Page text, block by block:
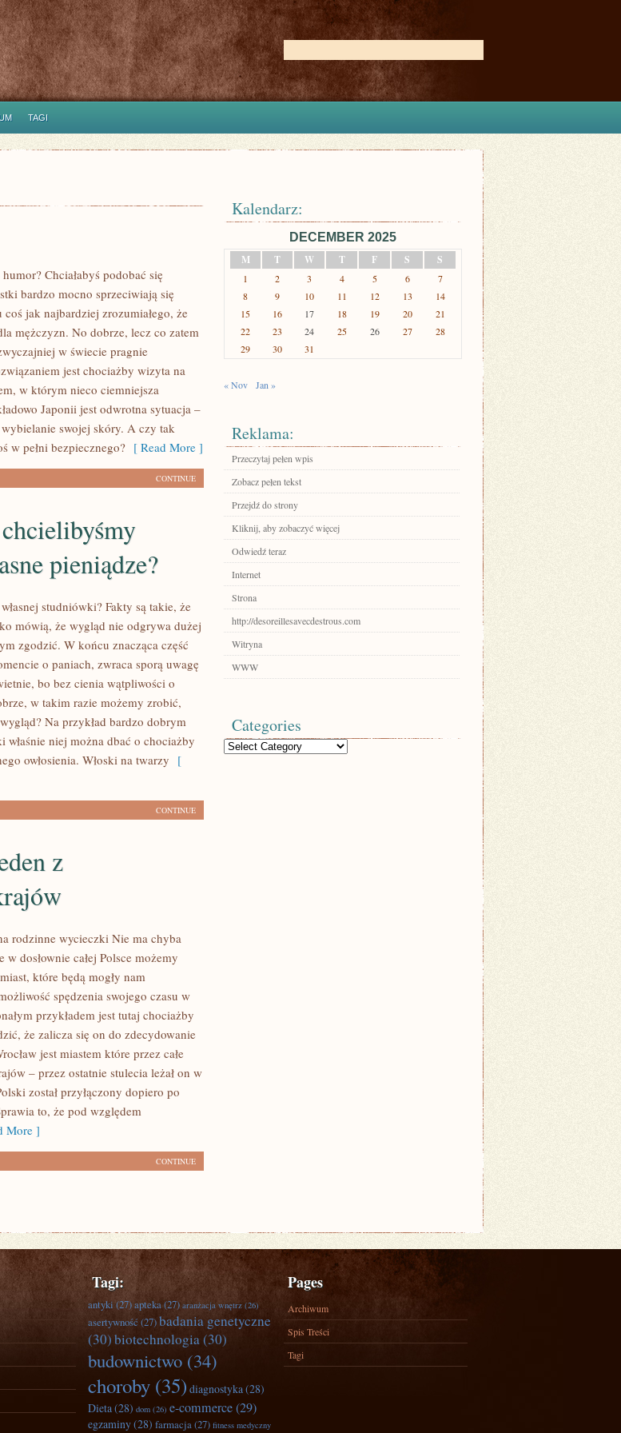
TAGI
Chciałabyś podobać się
bardzo mocno sprzeciwiają się
jak najbardziej zrozumiałego, że
mężczyzn. No dobrze, lecz co zatem
w świecie pragnie
jest chociażby wizyta na
w którym nieco ciemniejsza
Japonii jest odwrotna sytuacja –
swojej skóry. A czy tak
w pełni bezpiecznego? [ Read More ]
CONTINUE
pieniądze?
studniówki? Fakty są takie, że
mówią, że wygląd nie odgrywa dużej
zgodzić. W końcu znacząca część
o paniach, zwraca sporą uwagę
bo bez cienia wątpliwości o
w takim razie możemy zrobić,
Na przykład bardzo dobrym
niej można dbać o chociażby
owłosienia. Włoski na twarzy [
CONTINUE
z
rodzinne wycieczki Nie ma chyba
dosłownie całej Polsce możemy
które będą mogły nam
spędzenia swojego czasu w
przykładem jest tutaj chociażby
że zalicza się on do zdecydowanie
jest miastem które przez całe
– przez ostatnie stulecia leżał on w
został przyłączony dopiero po
to, że pod względem
More ]
CONTINUE
Kalendarz:
DECEMBER 2025
M
T W T F S S
1 2 3 4 5 6
7
8
9 10 11 12 13
14
15
16 17 18 19 20
21
22
23 24 25 26 27
28
29
30 31
« Nov Jan »
Reklama:
Przeczytaj pełen wpis
Zobacz pełen tekst
Przejdź do strony
Kliknij, aby zobaczyć więcej
Odwiedź teraz
Internet
Strona
http://desoreillesavecdestrous.com
Witryna
WWW
Categories
Categories
Tagi:
antyki(27)apteka(27) aranżacja wnętrz (26)
asertywność (27)badania genetyczne
(30)biotechnologia(30)
budownictwo (34)
choroby (35) diagnostyka(28)
Dieta(28) dom (26) e-commerce(29)
egzaminy(28) farmacja(27) fitness medyczny
Pages
Archiwum
Spis Treści
Tagi